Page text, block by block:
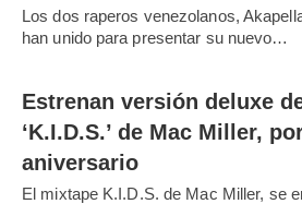
Los dos raperos venezolanos,
han unido para presentar su nuevo…
Estrenan versión deluxe
‘K.I.D.S.’ de Mac Miller,
aniversario
El mixtape K.I.D.S. de Mac Miller, se